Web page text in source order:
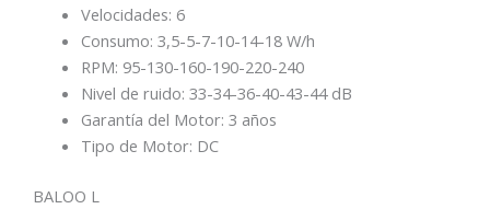
Velocidades: 6
Consumo: 3,5-5-7-10-14-18 W/h
RPM: 95-130-160-190-220-240
Nivel de ruido: 33-34-36-40-43-44 dB
Garantía del Motor: 3 años
Tipo de Motor: DC
BALOO L